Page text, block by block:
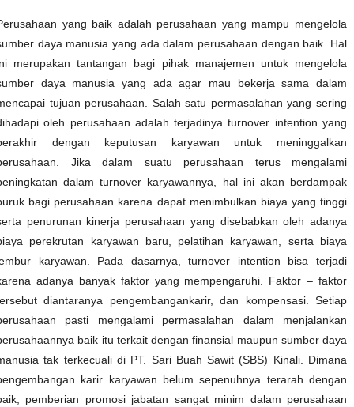
yang baik adalah perusahaan yang mampu mengelola
daya manusia yang ada dalam perusahaan dengan baik. Hal
merupakan tantangan bagi pihak manajemen untuk mengelola
daya manusia yang ada agar mau bekerja sama dalam
tujuan perusahaan. Salah satu permasalahan yang sering
oleh perusahaan adalah terjadinya turnover intention yang
dengan keputusan karyawan untuk meninggalkan
Jika dalam suatu perusahaan terus mengalami
dalam turnover karyawannya, hal ini akan berdampak
bagi perusahaan karena dapat menimbulkan biaya yang tinggi
penurunan kinerja perusahaan yang disebabkan oleh adanya
perekrutan karyawan baru, pelatihan karyawan, serta biaya
karyawan. Pada dasarnya, turnover intention bisa terjadi
adanya banyak faktor yang mempengaruhi. Faktor – faktor
diantaranya pengembangankarir, dan kompensasi. Setiap
pasti mengalami permasalahan dalam menjalankan
baik itu terkait dengan finansial maupun sumber daya
tak terkecuali di PT. Sari Buah Sawit (SBS) Kinali. Dimana
karir karyawan belum sepenuhnya terarah dengan
pemberian promosi jabatan sangat minim dalam perusahaan